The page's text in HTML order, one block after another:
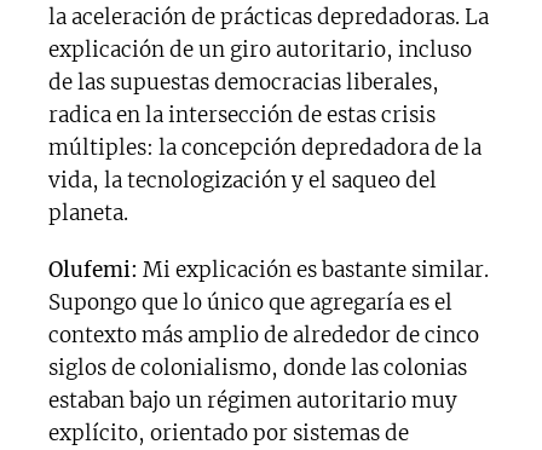
la aceleración de prácticas depredadoras. La
explicación de un giro autoritario, incluso
de las supuestas democracias liberales,
radica en la intersección de estas crisis
múltiples: la concepción depredadora de la
vida, la tecnologización y el saqueo del
planeta.
Olufemi: Mi explicación es bastante similar.
Supongo que lo único que agregaría es el
contexto más amplio de alrededor de cinco
siglos de colonialismo, donde las colonias
estaban bajo un régimen autoritario muy
explícito, orientado por sistemas de